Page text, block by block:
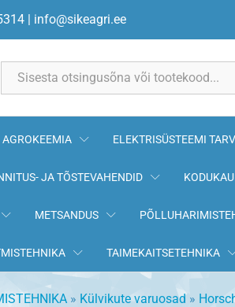
| info@sikeagri.ee
AGROKEEMIA ELEKTRISÜSTEEMI
JA TÕSTEVAHENDID
METSANDUS
TAIMEKAITSETEHNIKA
» Külvikute varuosad»
40-60 V2A 01501904 HORSCH